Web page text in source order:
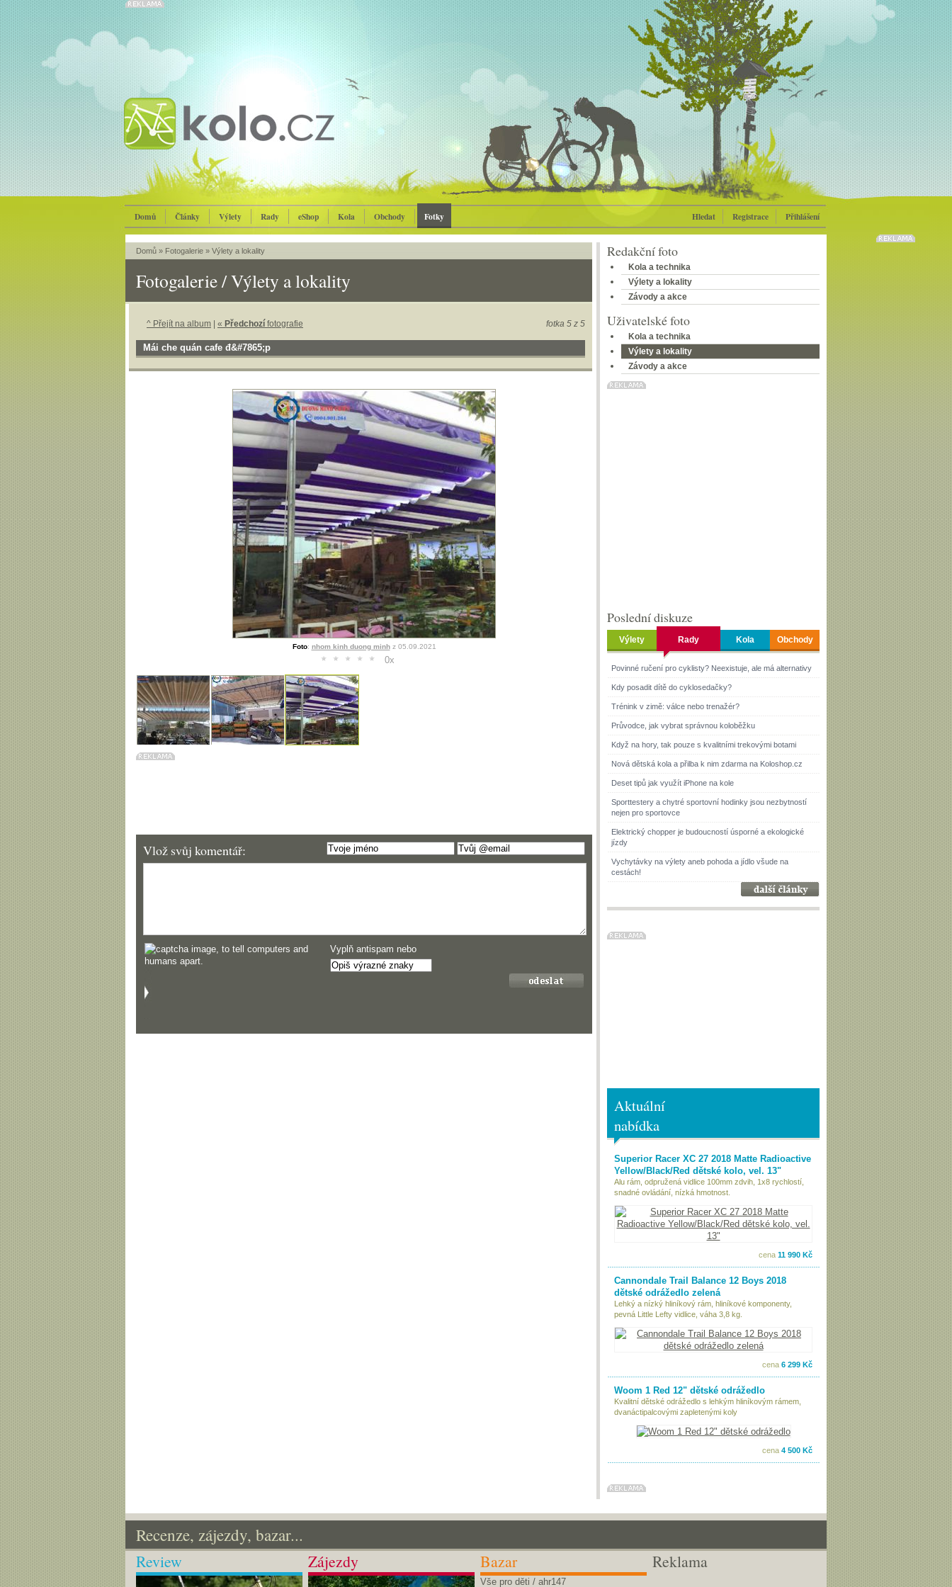
Domů Články Výlety Rady eShop Kola Obchody Fotky Hledat Registrace Přihlášení
Domů » Fotogalerie » Výlety a lokality
Fotogalerie / Výlety a lokality
fotka 5 z 5
^ Přejít na album « Předchozí fotografie
Mái che quán cafe đ&#7865;p
Foto: nhom kinh duong minhz 05.09.2021
0x
Vlož svůj komentář:
Vyplň antispam nebo
Redakční foto
Kola a technika
Výlety a lokality
Závody a akce
Uživatelské foto
Kola a technika
Výlety a lokality
Závody a akce
Poslední diskuze
Výlety Rady Kola Obchody
Povinné ručení pro cyklisty? Neexistuje, ale má alternativy
Kdy posadit dítě do cyklosedačky?
Trénink v zimě: válce nebo trenažér?
Průvodce, jak vybrat správnou koloběžku
Když na hory, tak pouze s kvalitními trekovými botami
Nová dětská kola a přilba k nim zdarma na Koloshop.cz
Deset tipů jak využít iPhone na kole
Sporttestery a chytré sportovní hodinky jsou nezbytností
nejen pro sportovce
Elektrický chopper je budoucností úsporné a ekologické
jízdy
Vychytávky na výlety aneb pohoda a jídlo všude na
cestách!
Aktuální
nabídka
Superior Racer XC 27 2018 Matte Radioactive
Yellow/Black/Red dětské kolo, vel. 13"
Alu rám, odpružená vidlice 100mm zdvih, 1x8 rychlostí,
snadné ovládání, nízká hmotnost.
cena 11 990 Kč
Cannondale Trail Balance 12 Boys 2018
dětské odrážedlo zelená
Lehký a nízký hliníkový rám, hliníkové komponenty,
pevná Little Lefty vidlice, váha 3,8 kg.
cena 6 299 Kč
Woom 1 Red 12" dětské odrážedlo
Kvalitní dětské odrážedlo s lehkým hliníkovým rámem,
dvanáctipalcovými zapletenými koly
cena 4 500 Kč
Recenze, zájezdy, bazar...
Review Zájezdy Bazar
Vše pro děti / ahr147
Reklama